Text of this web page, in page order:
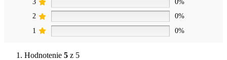
3
0%
2
0%
1
0%
Hodnotenie 5 z 5